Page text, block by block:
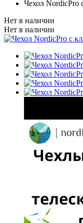
Чехол NordicPro
Нет в наличии
Нет в наличии